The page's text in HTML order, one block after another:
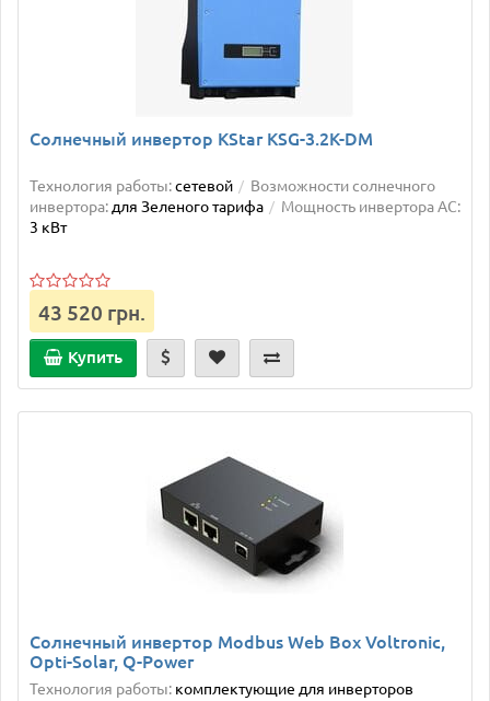
Солнечный инвертор KStar KSG-3.2K-DM
Технология работы:сетевой
Возможности солнечного
инвертора: для Зеленого тарифа
Мощность инвертора AC:
3 кВт
43 520 грн.
Купить
Солнечный инвертор Modbus Web Box Voltronic,
Opti-Solar, Q-Power
Технология работы: комплектующие для инверторов